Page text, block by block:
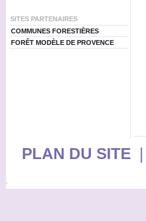
SITES PARTENAIRES
COMMUNES FORESTIÈRES
FORÊT MODÈLE DE PROVENCE
PLAN DU SITE|